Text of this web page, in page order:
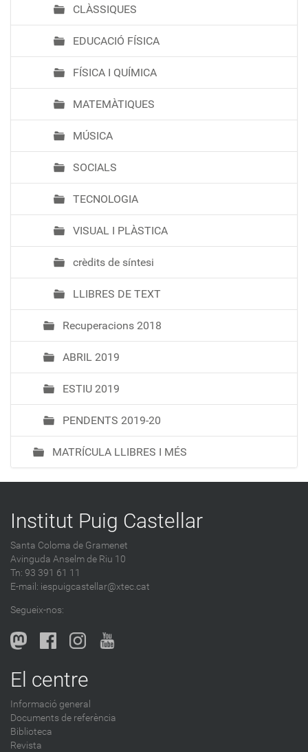
CLÀSSIQUES
EDUCACIÓ FÍSICA
FÍSICA I QUÍMICA
MATEMÀTIQUES
MÚSICA
SOCIALS
TECNOLOGIA
VISUAL I PLÀSTICA
crèdits de síntesi
LLIBRES DE TEXT
Recuperacions 2018
ABRIL 2019
ESTIU 2019
PENDENTS 2019-20
MATRÍCULA LLIBRES I MÉS
Institut Puig Castellar
Santa Coloma de Gramenet
Avinguda Anselm de Riu 10
Tn: 93 391 61 11
E-mail: iespuigcastellar@xtec.cat
Segueix-nos:
El centre
Informació general
Documents de referència
Biblioteca
Revista